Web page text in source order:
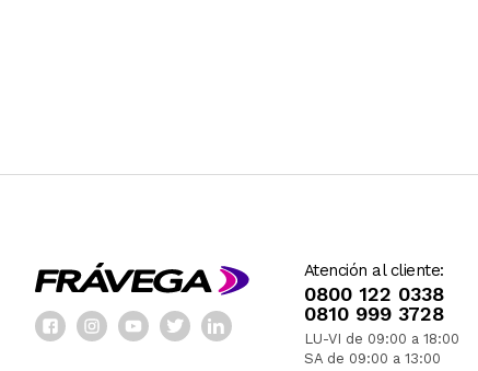
Atención al cliente:
0800 122 0338
0810 999 3728
LU-VI de 09:00 a 18:00
SA de 09:00 a 13:00